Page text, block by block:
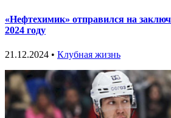
«Нефтехимик» отправился на
2024 году
21.12.2024 • Клубная жизнь